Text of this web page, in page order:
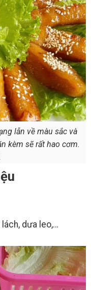
lẫn về màu sắc và
kèm sẽ rất hao cơm.
dưa leo,…